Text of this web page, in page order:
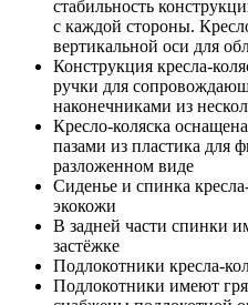
стабильность
с каждой стороны.
вертикальной оси для
Конструкция кресла-
ручки для
наконечниками из
Кресло-коляска
пазами из пластика для
разложенном виде
Сиденье и спинка
экокожи
В задней части спинки
застёжке
Подлокотники кресла-
Подлокотники имеют